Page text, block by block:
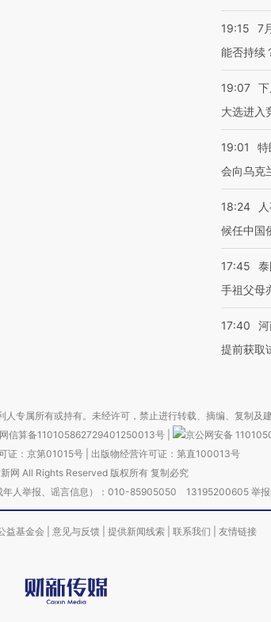
19:15
7
能否持续
19:07
大选进入
19:01
特
会向乌克
18:24
候任中国
17:45
手祖父母
17:40
提前获取
专属所有或持有。未经许可，禁止进行转载、摘编、复制及
网信算备110105862729401250013号
京公网安备
证：京第01015号| 出版物经营许可证：第直100013号
网 All Rights Reserved 版权所有 复制必究
年人举报、谣言信息）：010-85905050 13195200605 举
益基金会 意见与反馈 提供新闻线索 联系我们 友情链接